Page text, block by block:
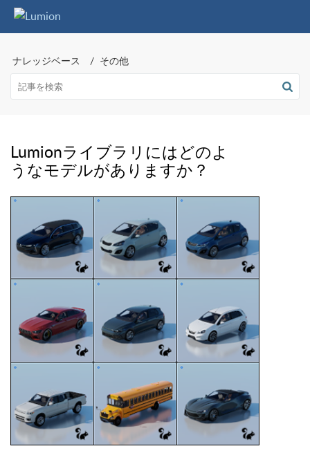
ナレッジベース その他
Lumionライブラリにはどのよ
うなモデルがありますか？